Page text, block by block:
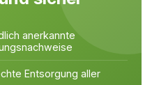
anerkannte
Entsorgung aller